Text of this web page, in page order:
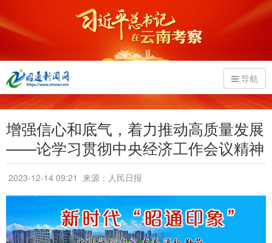
导航
增强信心和底气，着力推动高质量发展
——论学习贯彻中央经济工作会议精神
2023-12-14 09:21 来源：人民日报